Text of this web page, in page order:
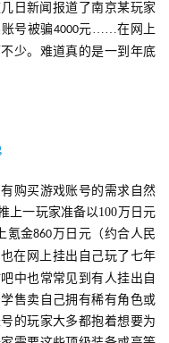
日新闻报道了南京某玩家
号被骗4000元……在网上
少。难道真的是一到年底
购买游戏账号的需求自然
上一玩家准备以100万日元
氪金860 万日元（约合人民
在网上挂出自己玩了七年
中也常常见到有人挂出自
售卖自己拥有稀有角色或
的玩家大多都抱着想要为